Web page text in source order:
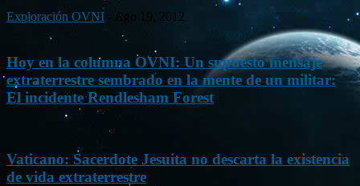
Exploración OVNI - Ago 19, 2012
Hoy en la columna OVNI: Un supuesto mensaje
extraterrestre sembrado en la mente de un militar:
El incidente Rendlesham Forest
Vaticano: Sacerdote Jesuita no descarta la existencia
de vida extraterrestre